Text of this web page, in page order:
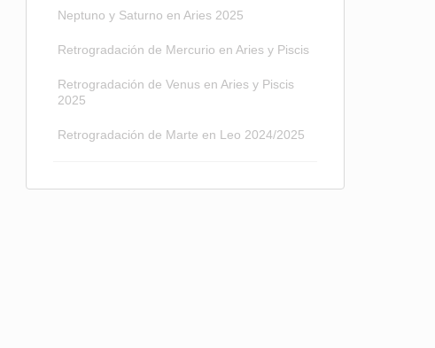
Neptuno y Saturno en Aries 2025
Retrogradación de Mercurio en Aries y Piscis
Retrogradación de Venus en Aries y Piscis
2025
Retrogradación de Marte en Leo 2024/2025